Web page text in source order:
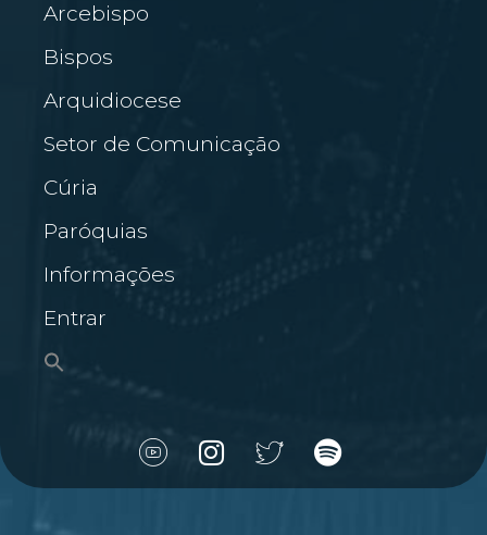
Arcebispo
Bispos
Arquidiocese
Setor de Comunicação
Cúria
Paróquias
Informações
Entrar